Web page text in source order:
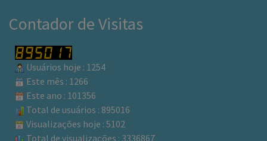
Contador de Visitas
Usuários hoje : 1254
Este mês : 1266
Este ano : 101356
Total de usuários : 895016
Visualizações hoje : 5102
Total de visualizações : 3336867